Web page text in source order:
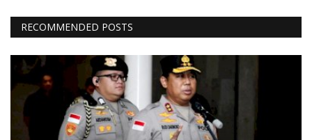
RECOMMENDED POSTS